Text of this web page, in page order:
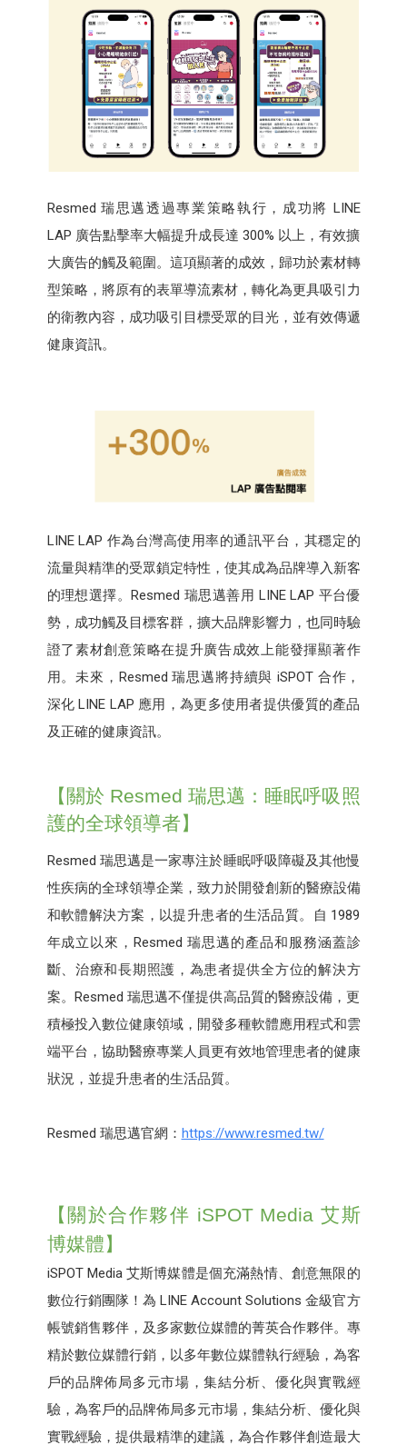
Resmed 瑞思邁透過專業策略執行，成功將 LINE
LAP 廣告點擊率大幅提升成長達 300% 以上，有效擴
大廣告的觸及範圍。這項顯著的成效，歸功於素材轉
型策略，將原有的表單導流素材，轉化為更具吸引力
的衛教內容，成功吸引目標受眾的目光，並有效傳遞
健康資訊。
LINE LAP 作為台灣高使用率的通訊平台，其穩定的
流量與精準的受眾鎖定特性，使其成為品牌導入新客
的理想選擇。Resmed 瑞思邁善用 LINE LAP 平台優
勢，成功觸及目標客群，擴大品牌影響力，也同時驗
證了素材創意策略在提升廣告成效上能發揮顯著作
用。未來，Resmed 瑞思邁將持續與 iSPOT 合作，
深化 LINE LAP 應用，為更多使用者提供優質的產品
及正確的健康資訊。
【關於 Resmed 瑞思邁：睡眠呼吸照
護的全球領導者】
Resmed 瑞思邁是一家專注於睡眠呼吸障礙及其他慢
性疾病的全球領導企業，致力於開發創新的醫療設備
和軟體解決方案，以提升患者的生活品質。自 1989
年成立以來，Resmed 瑞思邁的產品和服務涵蓋診
斷、治療和長期照護，為患者提供全方位的解決方
案。Resmed 瑞思邁不僅提供高品質的醫療設備，更
積極投入數位健康領域，開發多種軟體應用程式和雲
端平台，協助醫療專業人員更有效地管理患者的健康
狀況，並提升患者的生活品質。
Resmed 瑞思邁官網： https://www.resmed.tw/
【關於合作夥伴 iSPOT Media 艾斯
博媒體】
iSPOT Media 艾斯博媒體是個充滿熱情、創意無限的
數位行銷團隊！為 LINE Account Solutions 金級官方
帳號銷售夥伴，及多家數位媒體的菁英合作夥伴。專
精於數位媒體行銷，以多年數位媒體執行經驗，為客
戶的品牌佈局多元市場，集結分析、優化與實戰經
驗，為客戶的品牌佈局多元市場，集結分析、優化與
實戰經驗，提供最精準的建議，為合作夥伴創造最大